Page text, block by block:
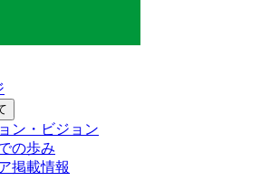
ン・ビジョン
の歩み
掲載情報